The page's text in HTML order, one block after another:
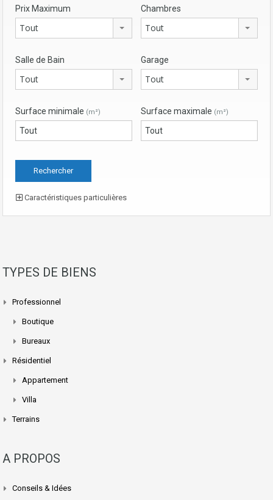
Prix Maximum
Tout
Chambres
Tout
Salle de Bain
Tout
Garage
Tout
Surface minimale (m²) Surface maximale (m²)
Caractéristiques particulières
TYPES DE BIENS
Professionnel
Boutique
Bureaux
Résidentiel
Appartement
Villa
Terrains
A PROPOS
Conseils & Idées